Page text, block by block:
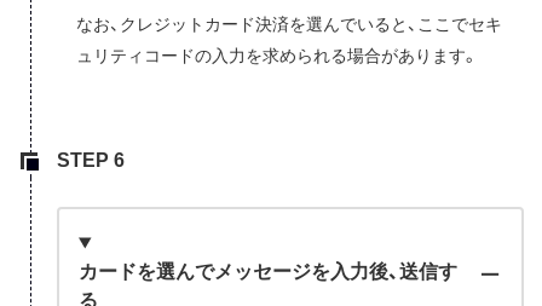
なお、クレジットカード決済を選んでいると、ここでセキ
ュリティコードの入力を求められる場合があります。
カードを選んでメッセージを入力後、送信す
る